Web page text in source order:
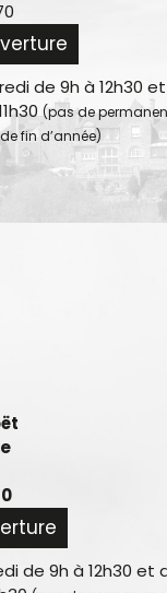
de 9h à 12h30 et
(pas de
fin d’année)
de 9h à 12h30 et